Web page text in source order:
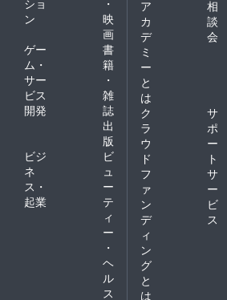
ショ
ン
・
映
画
ゲー
ム・
サー
ビス
開発
書
籍
・
雑
誌
出
版
ビジ
ネ
ス・
起業
ビ
ュ
ー
テ
ィ
ー
・
ヘ
ル
ス
ア
カ
デ
ミ
ー
と
は
相
談
会
ク
ラ
ウ
ド
フ
ァ
ン
デ
ィ
ン
グ
と
は
サ
ポ
ー
ト
サ
ー
ビ
ス